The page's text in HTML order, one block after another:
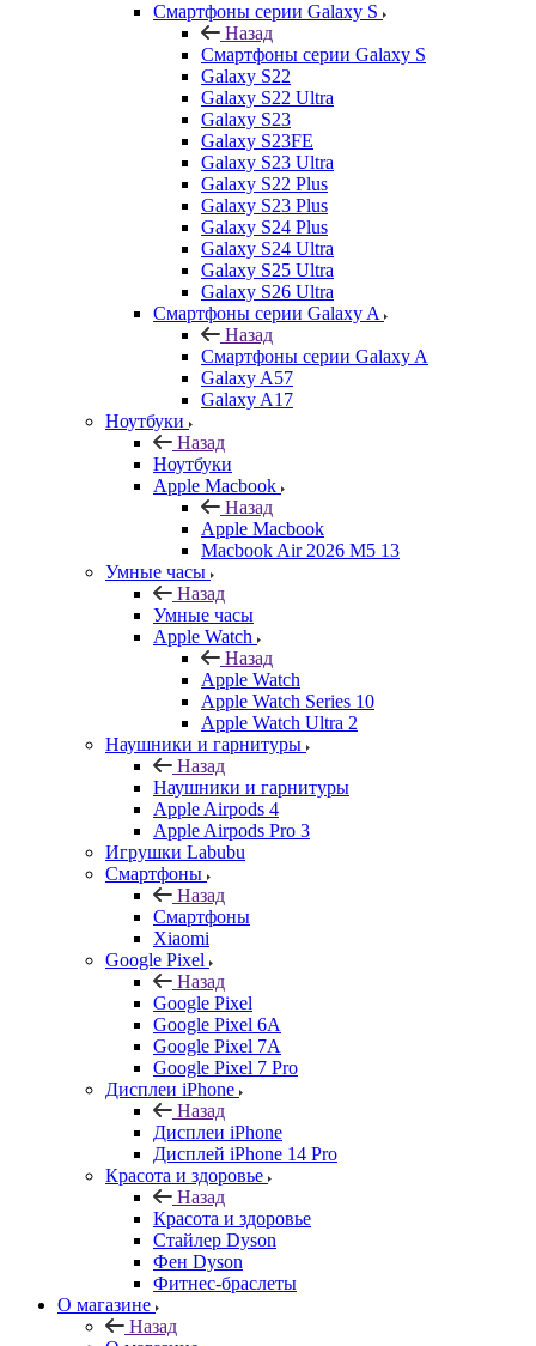
Смартфоны серии Galaxy S
Назад
Смартфоны серии Galaxy S
Galaxy S22
Galaxy S22 Ultra
Galaxy S23
Galaxy S23FE
Galaxy S23 Ultra
Galaxy S22 Plus
Galaxy S23 Plus
Galaxy S24 Plus
Galaxy S24 Ultra
Galaxy S25 Ultra
Galaxy S26 Ultra
Смартфоны серии Galaxy A
Назад
Смартфоны серии Galaxy A
Galaxy A57
Galaxy A17
Ноутбуки
Назад
Ноутбуки
Apple Macbook
Назад
Apple Macbook
Macbook Air 2026 M5 13
Умные часы
Назад
Умные часы
Apple Watch
Назад
Apple Watch
Apple Watch Series 10
Apple Watch Ultra 2
Наушники и гарнитуры
Назад
Наушники и гарнитуры
Apple Airpods 4
Apple Airpods Pro 3
Игрушки Labubu
Смартфоны
Назад
Смартфоны
Xiaomi
Google Pixel
Назад
Google Pixel
Google Pixel 6A
Google Pixel 7А
Google Pixel 7 Pro
Дисплеи iPhone
Назад
Дисплеи iPhone
Дисплей iPhone 14 Pro
Красота и здоровье
Назад
Красота и здоровье
Стайлер Dyson
Фен Dyson
Фитнес-браслеты
О магазине
Назад